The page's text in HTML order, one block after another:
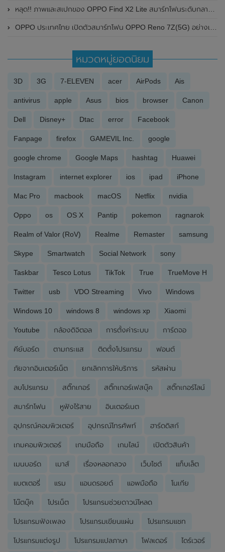
หลุด!! ภาพและสเปกของ OPPO Find X2 Lite สมาร์ทโฟนระดับกลางรุ่นใหม่
OPPO ประเทศไทย เปิดตัวสมาร์ทโฟน OPPO Reno 7Z(5G) อย่างเป็นทางการแล้ว ในราคาเพียง 12,990 บาท
หมวดหมู่ยอดนิยม
3D 3G 7-ELEVEN acer AirPods Ais
antivirus apple Asus bios browser Canon
Dell Disney+ Dtac error Facebook
Fanpage firefox GAMEVIL Inc. google
google chrome Google Maps hashtag Huawei
Instagram internet explorer ios ipad iPhone
Mac Pro macbook macOS Netflix nvidia
Oppo os OS X Pantip pokemon ragnarok
Realm of Valor (RoV) Realme Remaster samsung
Skype Smartwatch Social Network sony
Taskbar Tesco Lotus TikTok True TrueMove H
Twitter usb VDO Streaming Vivo Windows
Windows 10 windows 8 windows xp Xiaomi
Youtube กล้องดิจิตอล การตั้งค่าระบบ การ์ดจอ
คีย์บอร์ด ตามกระแส ติดตั้งโปรแกรม ฟอนต์
ภัยจากอินเตอร์เน็ต ยกเลิกการให้บริการ รหัสผ่าน
ลบโปรแกรม สติ๊กเกอร์ สติ๊กเกอร์เฟสบุ๊ค สติ๊กเกอร์ไลน์
สมาร์ทโฟน หูฟังไร้สาย อินเตอร์เนต
อุปกรณ์คอมพิวเตอร์ อุปกรณ์โทรศัพท์ ฮาร์ดดิสก์
เกมคอมพิวเตอร์ เกมมือถือ เกมไลน์ เปิดตัวสินค้า
เมนบอร์ด เมาส์ เรื่องหลอกลวง เว็บไซต์ แท็บเล็ต
แบตเตอรี่ แรม แอนดรอยด์ แอพมือถือ โนเกีย
โน๊ตบุ๊ค โปรเน็ต โปรแกรมช่วยดาวน์โหลด
โปรแกรมฟังเพลง โปรแกรมเขียนแผ่น โปรแกรมแชท
โปรแกรมแต่งรูป โปรแกรมแปลภาษา โฟลเดอร์ ไดร์เวอร์